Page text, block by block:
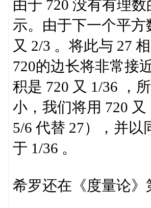
由于 720 没有有理
示。由于下一个平方
又 2/3 。将此与 27
720的边长将非常接
积是 720 又 1/36 ，
小，我们将用 720
5/6 代替 27），并
于 1/36 。
希罗还在《度量论